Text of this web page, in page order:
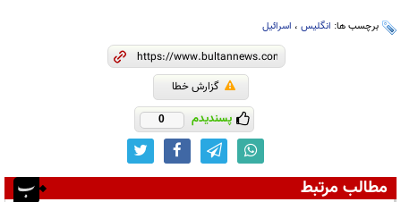
برچسب ها: انگلیس ، اسرائیل
گزارش خطا
پسندیدم 0
مطالب مرتبط